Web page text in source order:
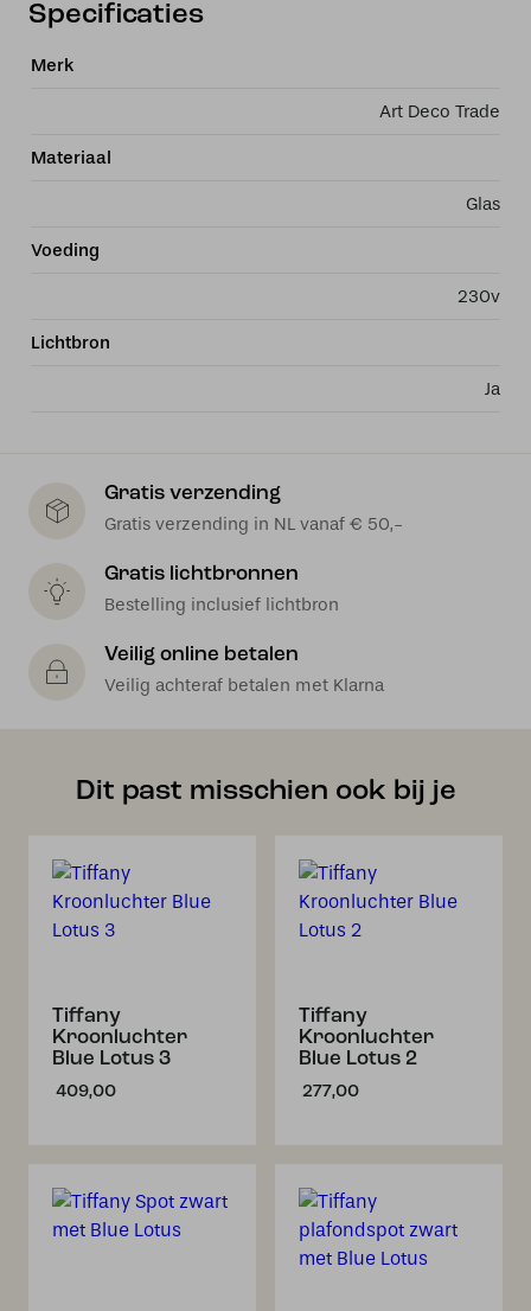
Specificaties
Merk
Art Deco Trade
Materiaal
Glas
Voeding
230v
Lichtbron
Ja
Gratis verzending
Gratis verzending in NL vanaf € 50,-
Gratis lichtbronnen
Bestelling inclusief lichtbron
Veilig online betalen
Veilig achteraf betalen met Klarna
Dit past misschien ook bij je
Tiffany
Kroonluchter
Blue Lotus 3
409,00
Tiffany
Kroonluchter
Blue Lotus 2
277,00